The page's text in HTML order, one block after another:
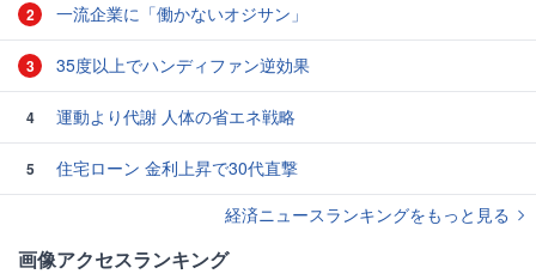
2 一流企業に「働かないオジサン」
3 35度以上でハンディファン逆効果
4 運動より代謝 人体の省エネ戦略
5
住宅ローン 金利上昇で30代直撃
経済ニュースランキングをもっと見る
画像アクセスランキング